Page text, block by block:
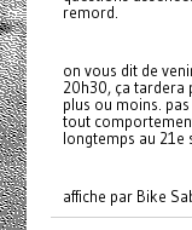
remord.
on vous dit de
20h30, ça tardera
plus ou moins.
tout
longtemps au 21e
affiche par Bike